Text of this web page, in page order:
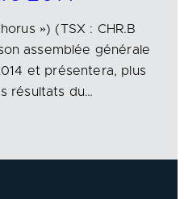
») (TSX : CHR.B
assemblée générale
et présentera, plus
résultats du…